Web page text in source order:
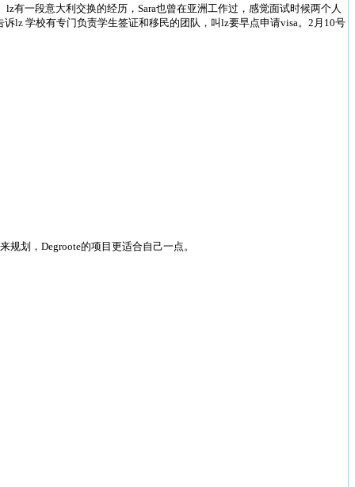
有一段意大利交换的经历，Sara也曾在亚洲工作过，感觉面试时候两个人
诉lz 学校有专门负责学生签证和移民的团队，叫lz要早点申请visa。2月10号
划，Degroote的项目更适合自己一点。